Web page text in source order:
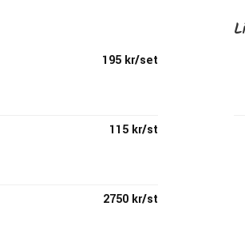
köra ett fett humbuckersound eller en
195 kr/set
115 kr/st
2750 kr/st